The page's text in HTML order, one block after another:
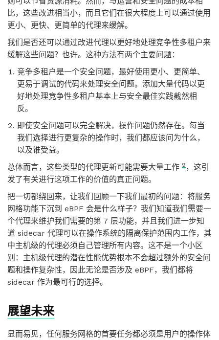
比，这些改进相当小，而且它们在很大程度上可以通过使用
更小、更快、更简单的代理来缓解。
我们是否还可以通过改进代理以更好地处理竞争性多租户来
缓解这些问题？也许。这种方法有两个主要问题：
竞争多租户是一个安全问题，最好使用更小、更简单、
更易于调试的代码来处理安全问题。添加大量代码以更
好地处理竞争性多租户基本上与安全最佳实践截然相
反。
即使安全问题可以完全解决，操作问题仍然存在。每当
我们选择进行更复杂的操作时，我们都应该问为什么，
以及谁受益。
总体而言，这些类型的代理更新可能需要大量工作 9 ，这引
发了有关进行这项工作的价值的真正问题。
把一切都绕回来，让我们回顾一下我们最初的问题：将服务
网格功能下沉到 eBPF 会是什么样子？我们知道我们需要一
个代理来维护我们需要的第 7 层功能，并且我们进一步知
道 sidecar 代理可以在操作系统的隔离保护范围内工作，其
中主机级的代理必须自己管理所有内容。这不是一个小区
别：主机级代理的潜在性能优势根本不会超过额外的安全问
题和操作复杂性，因此无论是否涉及 eBPF，我们都将
sidecar 作为最可行的选择。
展望未来
显而易见，任何服务网格的首要任务都必须是用户的操作体